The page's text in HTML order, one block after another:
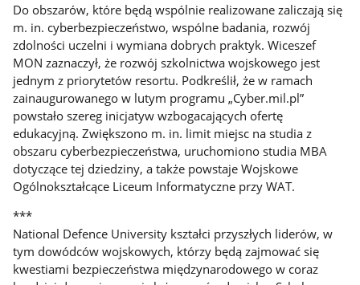
Do obszarów, które będą wspólnie realizowane zaliczają się
m. in. cyberbezpieczeństwo, wspólne badania, rozwój
zdolności uczelni i wymiana dobrych praktyk. Wiceszef
MON zaznaczył, że rozwój szkolnictwa wojskowego jest
jednym z priorytetów resortu. Podkreślił, że w ramach
zainaugurowanego w lutym programu „Cyber.mil.pl”
powstało szereg inicjatyw wzbogacających ofertę
edukacyjną. Zwiększono m. in. limit miejsc na studia z
obszaru cyberbezpieczeństwa, uruchomiono studia MBA
dotyczące tej dziedziny, a także powstaje Wojskowe
Ogólnokształcące Liceum Informatyczne przy WAT.
***
National Defence University kształci przyszłych liderów, w
tym dowódców wojskowych, którzy będą zajmować się
kwestiami bezpieczeństwa międzynarodowego w coraz